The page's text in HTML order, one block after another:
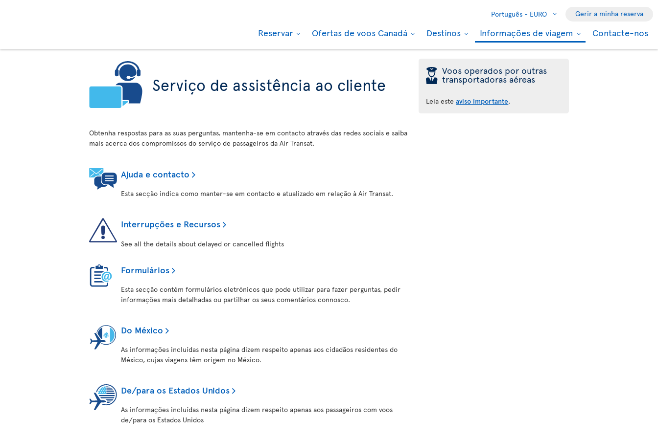
Português - EURO Gerir a minha reserva
Reservar Ofertas de voos Canadá Destinos Informações de viagem Contacte-nos
Serviço de assistência ao cliente
Obtenha respostas para as suas perguntas, mantenha-se em contacto através das redes sociais e saiba
mais acerca dos compromissos do serviço de passageiros da Air Transat.
Ajuda e contacto
Esta secção indica como manter-se em contacto e atualizado em relação à Air Transat.
Interrupções e Recursos
See all the details about delayed or cancelled flights
Formulários
Esta secção contém formulários eletrónicos que pode utilizar para fazer perguntas, pedir
informações mais detalhadas ou partilhar os seus comentários connosco.
Do México
As informações incluídas nesta página dizem respeito apenas aos cidadãos residentes do
México, cujas viagens têm origem no México.
De/para os Estados Unidos
As informações incluídas nesta página dizem respeito apenas aos passageiros com voos
de/para os Estados Unidos
þ Voos operados por outras
transportadoras aéreas
Leia esteaviso importante.